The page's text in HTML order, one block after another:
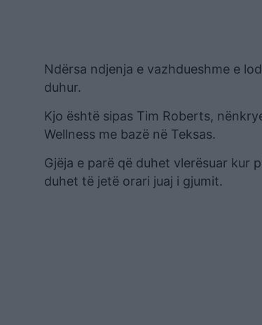
Ndërsa ndjenja e vazhdueshme e
duhur.
Kjo është sipas Tim Roberts,
Wellness me bazë në Teksas.
Gjëja e parë që duhet vlerësuar kur
duhet të jetë orari juaj i gjumit.